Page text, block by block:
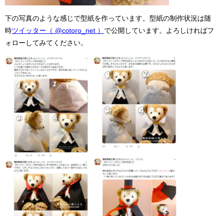
下の写真のような感じで型紙を作っています。型紙の制作状況は随
時ツイッター（ @cotoro_net ） で公開しています。よろしければフ
ォローしてみてください。